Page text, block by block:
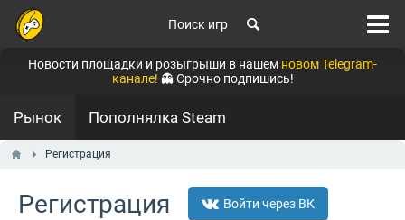
Поиск игр
Новости площадки и розыгрыши в нашем новом Telegram-
канале! 👻 Срочно подпишись!
Рынок Пополнялка Steam
Регистрация
Регистрация Войти через ВК